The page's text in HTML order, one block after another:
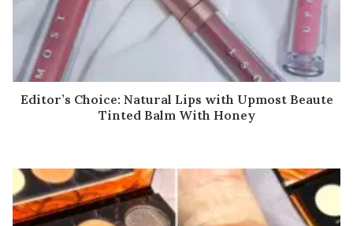
Editor’s Choice: Natural Lips with Upmost Beaute
Tinted Balm With Honey